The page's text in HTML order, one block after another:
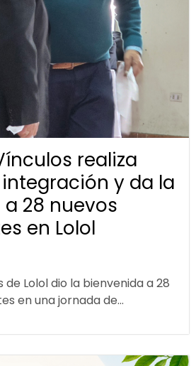
realiza
y da la
28 nuevos
en Lolol
Lolol dio la bienvenida a 28
en una jornada de...